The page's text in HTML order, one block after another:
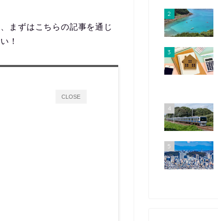
まずはこちらの記事を通じ
！
CLOSE
2
3
4
5